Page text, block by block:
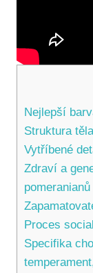
Nejlepší
Struktura
Vytříbené
Zdraví a
pomeranianů
Proces
Specifika